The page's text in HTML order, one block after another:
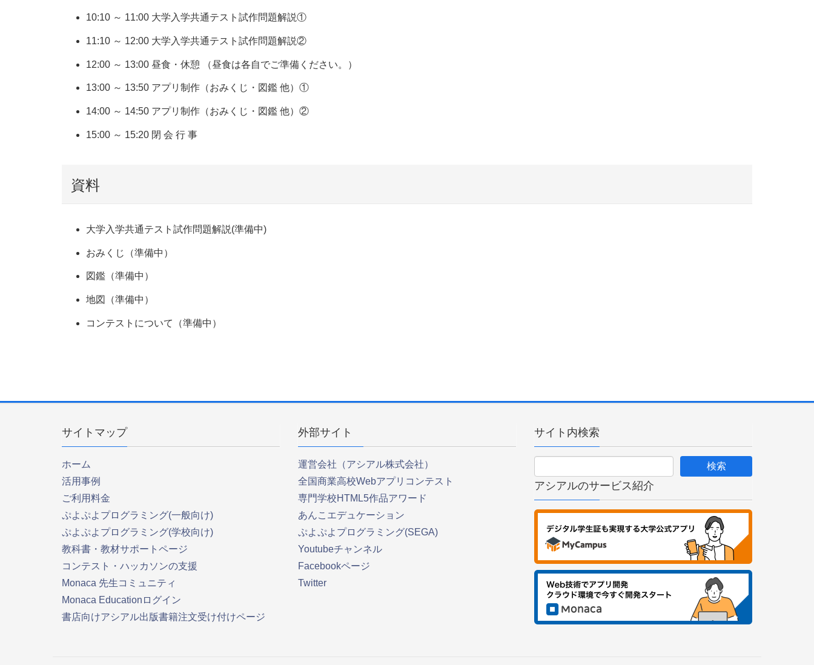
10:10 ～ 11:00 大学入学共通テスト試作問題解説①
11:10 ～ 12:00 大学入学共通テスト試作問題解説②
12:00 ～ 13:00 昼食・休憩 （昼食は各自でご準備ください。）
13:00 ～ 13:50 アプリ制作（おみくじ・図鑑 他）①
14:00 ～ 14:50 アプリ制作（おみくじ・図鑑 他）②
15:00 ～ 15:20 閉 会 行 事
資料
大学入学共通テスト試作問題解説(準備中)
おみくじ（準備中）
図鑑（準備中）
地図（準備中）
コンテストについて（準備中）
サイトマップ
ホーム
活用事例
ご利用料金
ぷよぷよプログラミング(一般向け)
ぷよぷよプログラミング(学校向け)
教科書・教材サポートページ
コンテスト・ハッカソンの支援
Monaca 先生コミュニティ
Monaca Educationログイン
書店向けアシアル出版書籍注文受け付けページ
外部サイト
運営会社（アシアル株式会社）
全国商業高校Webアプリコンテスト
専門学校HTML5作品アワード
あんこエデュケーション
ぷよぷよプログラミング(SEGA)
Youtubeチャンネル
Facebookページ
Twitter
サイト内検索
アシアルのサービス紹介